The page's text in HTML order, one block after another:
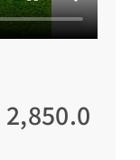
2,850.0